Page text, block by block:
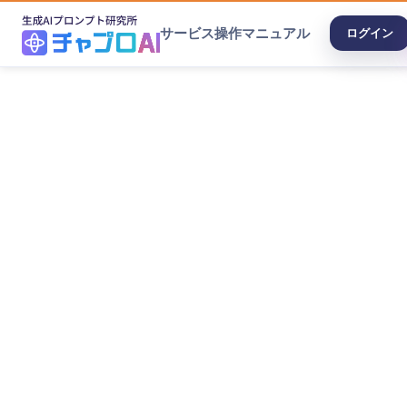
サービス操作マニュアル ログイン